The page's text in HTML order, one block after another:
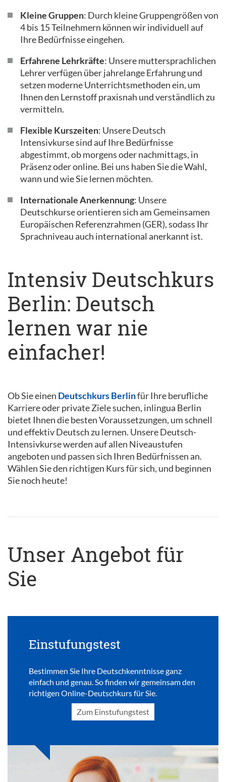
Kleine Gruppen: Durch kleine Gruppengrößen von
4 bis 15 Teilnehmern können wir individuell auf
Ihre Bedürfnisse eingehen.
Erfahrene Lehrkräfte: Unsere muttersprachlichen
Lehrer verfügen über jahrelange Erfahrung und
setzen moderne Unterrichtsmethoden ein, um
Ihnen den Lernstoff praxisnah und verständlich zu
vermitteln.
Flexible Kurszeiten: Unsere Deutsch
Intensivkurse sind auf Ihre Bedürfnisse
abgestimmt, ob morgens oder nachmittags, in
Präsenz oder online. Bei uns haben Sie die Wahl,
wann und wie Sie lernen möchten.
Internationale Anerkennung: Unsere
Deutschkurse orientieren sich am Gemeinsamen
Europäischen Referenzrahmen (GER), sodass Ihr
Sprachniveau auch international anerkannt ist.
Intensiv Deutschkurs
Berlin: Deutsch
lernen war nie
einfacher!
Ob Sie einen Deutschkurs Berlinfür Ihre berufliche
Karriere oder private Ziele suchen, inlingua Berlin
bietet Ihnen die besten Voraussetzungen, um schnell
und effektiv Deutsch zu lernen. Unsere Deutsch-
Intensivkurse werden auf allen Niveaustufen
angeboten und passen sich Ihren Bedürfnissen an.
Wählen Sie den richtigen Kurs für sich, und beginnen
Sie noch heute!
Unser Angebot für
Sie
Einstufungstest
Bestimmen Sie Ihre Deutschkenntnisse ganz
einfach und genau. So finden wir gemeinsam den
richtigen Online-Deutschkurs für Sie.
Zum Einstufungstest